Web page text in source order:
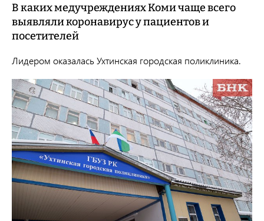
В каких медучреждениях Коми чаще всего
выявляли коронавирус у пациентов и
посетителей
Лидером оказалась Ухтинская городская поликлиника.